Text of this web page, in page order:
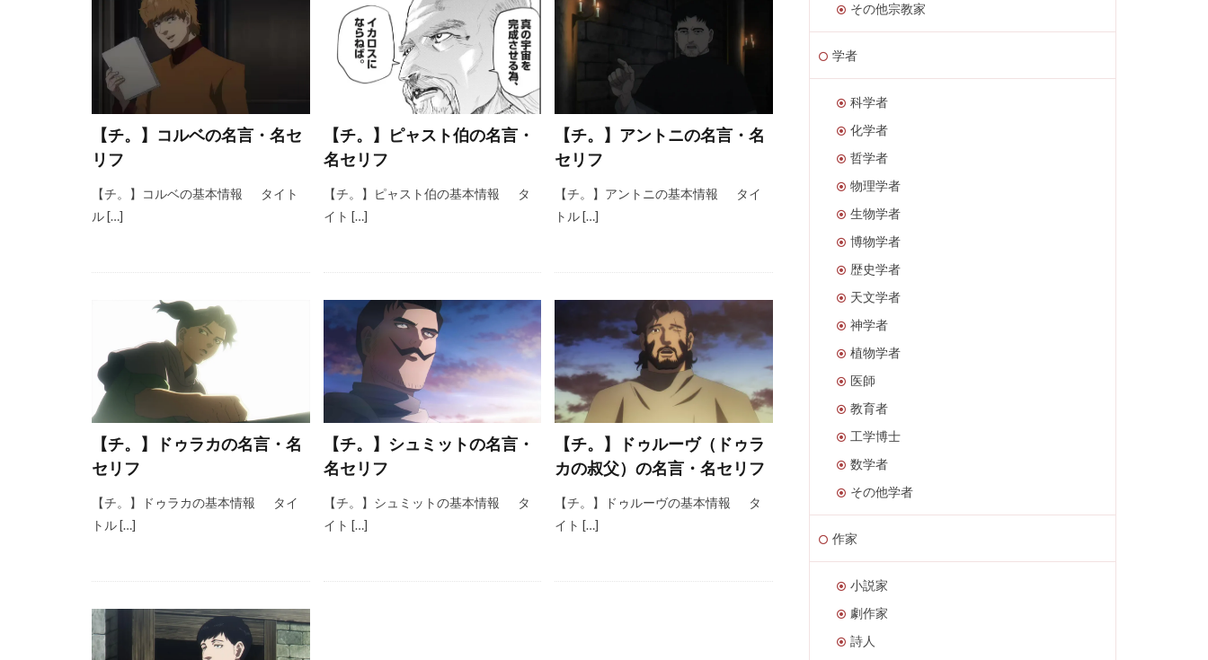
【チ。】コルベの名言・名セ
リフ
【チ。】コルベの基本情報 タイト
ル […]
【チ。】ピャスト伯の名言・
名セリフ
【チ。】ピャスト伯の基本情報 タ
イト […]
【チ。】アントニの名言・名
セリフ
【チ。】アントニの基本情報 タイ
トル […]
【チ。】ドゥラカの名言・名
セリフ
【チ。】ドゥラカの基本情報 タイ
トル […]
【チ。】シュミットの名言・
名セリフ
【チ。】シュミットの基本情報 タ
イト […]
【チ。】ドゥルーヴ（ドゥラ
カの叔父）の名言・名セリフ
【チ。】ドゥルーヴの基本情報 タ
イト […]
その他宗教家
学者
科学者
化学者
哲学者
物理学者
生物学者
博物学者
歴史学者
天文学者
神学者
植物学者
医師
教育者
工学博士
数学者
その他学者
作家
小説家
劇作家
詩人